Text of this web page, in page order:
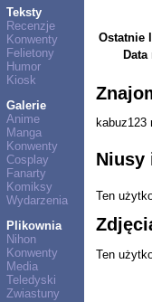
Teksty
Recenzje
Konwenty
Felietony
Humor
Kiosk
Galerie
Anime
Manga
Konwenty
Cosplay
Fanarty
Komiksy
Wydarzenia
Plikownia
Nihon
Konwenty
Media
Teledyski
Zwiastuny
Ostatnie
Data
Niusy
Ten
Ten